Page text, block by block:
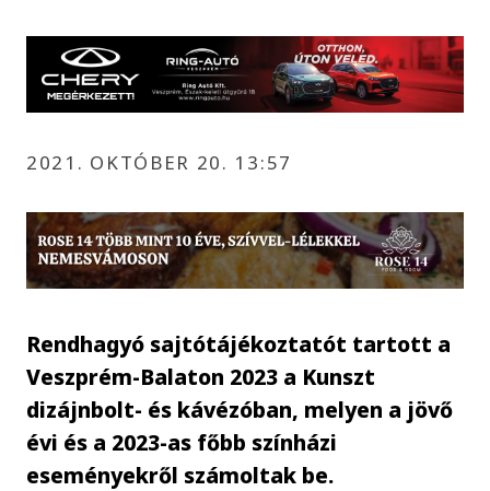
2021. OKTÓBER 20. 13:57
Rendhagyó sajtótájékoztatót tartott a
Veszprém-Balaton 2023 a Kunszt
dizájnbolt- és kávézóban, melyen a jövő
évi és a 2023-as főbb színházi
eseményekről számoltak be.